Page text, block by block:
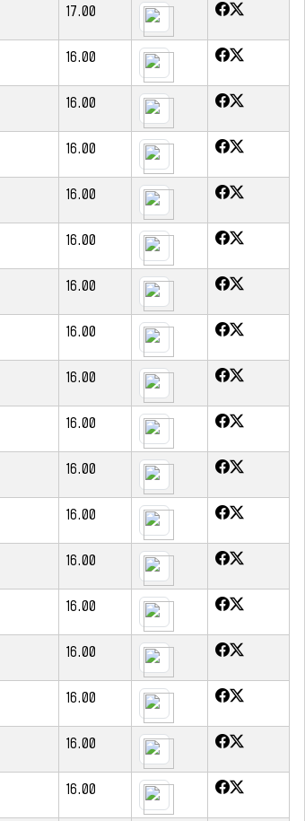
17.00
16.00
16.00
16.00
16.00
16.00
16.00
16.00
16.00
16.00
16.00
16.00
16.00
16.00
16.00
16.00
16.00
16.00